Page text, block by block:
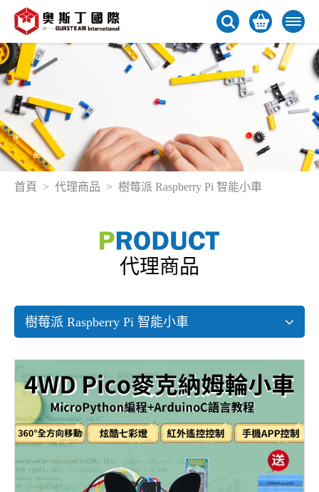
首頁 代理商品 樹莓派 Raspberry Pi 智能小車
代理商品
樹莓派 Raspberry Pi 智能小車